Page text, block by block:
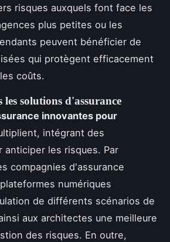
risques auxquels font face les
plus petites ou les
peuvent bénéficier de
qui protègent efficacement
coûts.
solutions d'assurance
innovantes pour
intégrant des
anticiper les risques. Par
compagnies d'assurance
numériques
de différents scénarios de
aux architectes une meilleure
des risques. En outre,